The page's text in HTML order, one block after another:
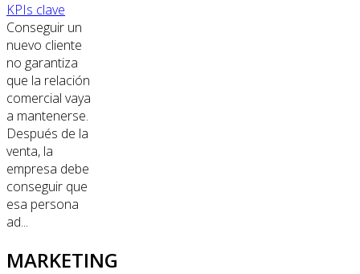
KPIs clave
Conseguir un
nuevo cliente
no garantiza
que la relación
comercial vaya
a mantenerse.
Después de la
venta, la
empresa debe
conseguir que
esa persona
ad...
MARKETING